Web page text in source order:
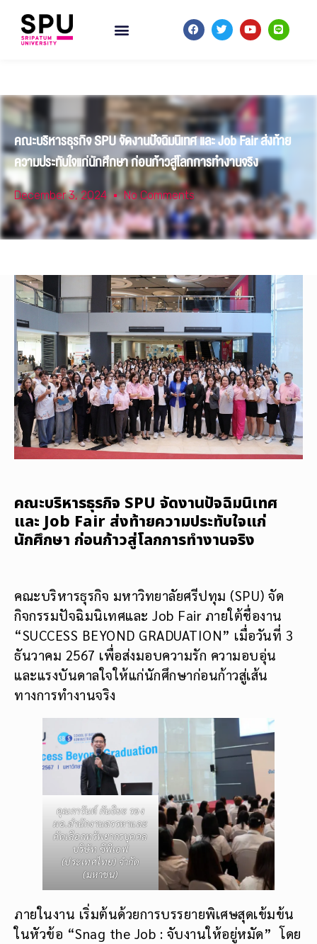
คณะบริหารธุรกิจ SPU จัดงานปัจฉิมนิเทศ และ Job Fair ส่งท้าย
ความประทับใจแก่นักศึกษา ก่อนก้าวสู่โลกการทำงานจริง
December 3, 2024 No Comments
คณะบริหารธุรกิจ SPU จัดงานปัจฉิมนิเทศ
และ Job Fair ส่งท้ายความประทับใจแก่
นักศึกษา ก่อนก้าวสู่โลกการทำงานจริง
คณะบริหารธุรกิจ มหาวิทยาลัยศรีปทุม (SPU) จัด
กิจกรรมปัจฉิมนิเทศและ Job Fair ภายใต้ชื่องาน
“SUCCESS BEYOND GRADUATION” เมื่อวันที่ 3
ธันวาคม 2567 เพื่อส่งมอบความรัก ความอบอุ่น
และแรงบันดาลใจให้แก่นักศึกษาก่อนก้าวสู่เส้น
ทางการทำงานจริง
คุณการันต์ กันธิยะ รอง
ผอ.สำนักงานสรรหาและ
คัดเลือกทรัพยากรบุคคล
บริษัท ซีพีเอฟ
(ประเทศไทย) จำกัด
(มหาชน)
ภายในงาน เริ่มต้นด้วยการบรรยายพิเศษสุดเข้มข้น
ในหัวข้อ “Snag the Job : จับงานให้อยู่หมัด” โดย